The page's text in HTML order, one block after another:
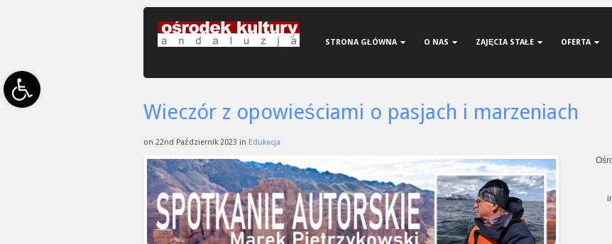
Open toolbar
STRONA GŁÓWNA O NAS ZAJĘCIA STAŁE OFERTA
Wieczór z opowieściami o pasjach i marzeniach
on 22nd Październik 2023 in Edukacja